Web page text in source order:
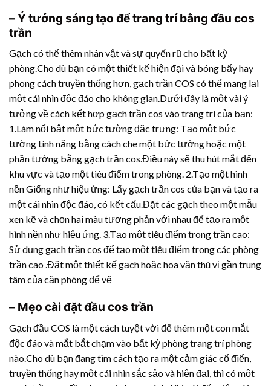
– Ý tưởng sáng tạo để trang trí bằng đầu cos
trần
Gạch có thể thêm nhân vật và sự quyến rũ cho bất kỳ
phòng.Cho dù bạn có một thiết kế hiện đại và bóng bẩy hay
phong cách truyền thống hơn, gạch trần COS có thể mang lại
một cái nhìn độc đáo cho không gian.Dưới đây là một vài ý
tưởng về cách kết hợp gạch trần cos vào trang trí của bạn:
1.Làm nổi bật một bức tường đặc trưng: Tạo một bức
tường tính năng bằng cách che một bức tường hoặc một
phần tường bằng gạch trần cos.Điều này sẽ thu hút mắt đến
khu vực và tạo một tiêu điểm trong phòng. 2.Tạo một hình
nền Giống như hiệu ứng: Lấy gạch trần cos của bạn và tạo ra
một cái nhìn độc đáo, có kết cấu.Đặt các gạch theo một mẫu
xen kẽ và chọn hai màu tương phản với nhau để tạo ra một
hình nền như hiệu ứng. 3.Tạo một tiêu điểm trong trần cao:
Sử dụng gạch trần cos để tạo một tiêu điểm trong các phòng
trần cao .Đặt một thiết kế gạch hoặc hoa văn thú vị gần trung
tâm của căn phòng để vẽ
– Mẹo cài đặt đầu cos trần
Gạch đầu COS là một cách tuyệt vời để thêm một con mắt
độc đáo và mắt bắt chạm vào bất kỳ phòng trang trí phòng
nào.Cho dù bạn đang tìm cách tạo ra một cảm giác cổ điển,
truyền thống hay một cái nhìn sắc sảo và hiện đại, thì có một